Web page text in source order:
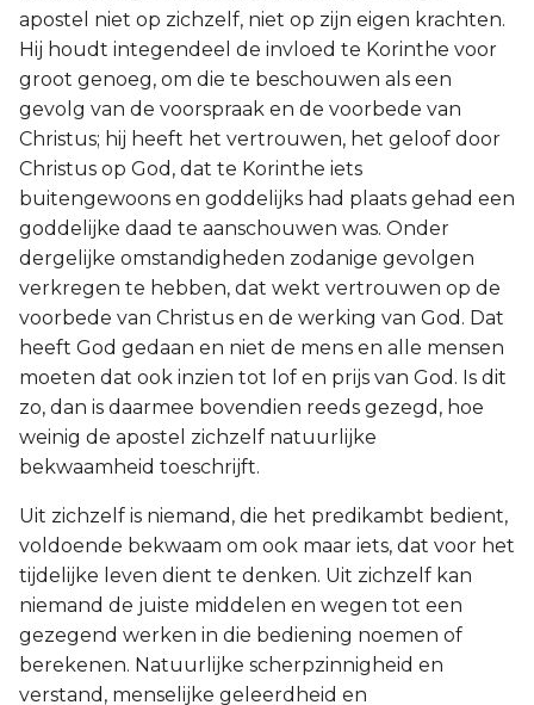
apostel niet op zichzelf, niet op zijn eigen krachten.
Hij houdt integendeel de invloed te Korinthe voor
groot genoeg, om die te beschouwen als een
gevolg van de voorspraak en de voorbede van
Christus; hij heeft het vertrouwen, het geloof door
Christus op God, dat te Korinthe iets
buitengewoons en goddelijks had plaats gehad een
goddelijke daad te aanschouwen was. Onder
dergelijke omstandigheden zodanige gevolgen
verkregen te hebben, dat wekt vertrouwen op de
voorbede van Christus en de werking van God. Dat
heeft God gedaan en niet de mens en alle mensen
moeten dat ook inzien tot lof en prijs van God. Is dit
zo, dan is daarmee bovendien reeds gezegd, hoe
weinig de apostel zichzelf natuurlijke
bekwaamheid toeschrijft.
Uit zichzelf is niemand, die het predikambt bedient,
voldoende bekwaam om ook maar iets, dat voor het
tijdelijke leven dient te denken. Uit zichzelf kan
niemand de juiste middelen en wegen tot een
gezegend werken in die bediening noemen of
berekenen. Natuurlijke scherpzinnigheid en
verstand, menselijke geleerdheid en